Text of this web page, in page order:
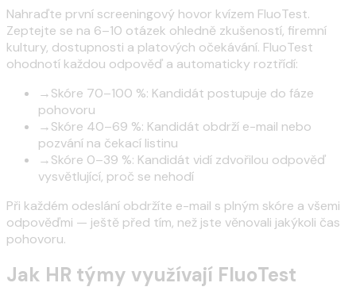
Nahraďte první screeningový hovor kvízem FluoTest.
Zeptejte se na 6–10 otázek ohledně zkušeností, firemní
kultury, dostupnosti a platových očekávání. FluoTest
ohodnotí každou odpověď a automaticky roztřídí:
→Skóre 70–100 %: Kandidát postupuje do fáze
pohovoru
→Skóre 40–69 %: Kandidát obdrží e-mail nebo
pozvání na čekací listinu
→Skóre 0–39 %: Kandidát vidí zdvořilou odpověď
vysvětlující, proč se nehodí
Při každém odeslání obdržíte e-mail s plným skóre a všemi
odpověďmi — ještě před tím, než jste věnovali jakýkoli čas
pohovoru.
Jak HR týmy využívají FluoTest